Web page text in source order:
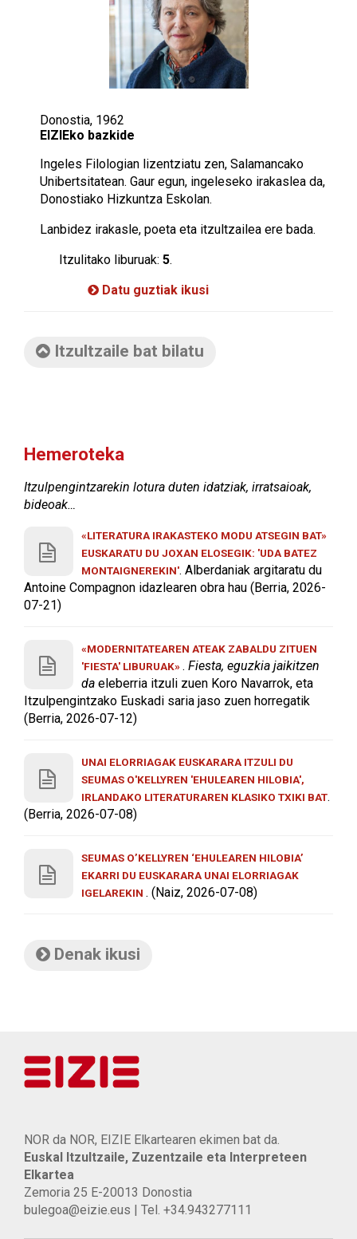
Donostia, 1962
EIZIEko bazkide
Ingeles Filologian lizentziatu zen, Salamancako
Unibertsitatean. Gaur egun, ingeleseko irakaslea da,
Donostiako Hizkuntza Eskolan.
Lanbidez irakasle, poeta eta itzultzailea ere bada.
Itzulitako liburuak: 5.
Datu guztiak ikusi
Itzultzaile bat bilatu
Hemeroteka
Itzulpengintzarekin lotura duten idatziak, irratsaioak,
bideoak…
«LITERATURA IRAKASTEKO MODU ATSEGIN BAT»
EUSKARATU DU JOXAN ELOSEGIK: 'UDA BATEZ
MONTAIGNEREKIN'. Alberdaniak argitaratu du
Antoine Compagnon idazlearen obra hau (Berria, 2026-
07-21)
«MODERNITATEAREN ATEAK ZABALDU ZITUEN
'FIESTA' LIBURUAK». Fiesta, eguzkia jaikitzen
da eleberria itzuli zuen Koro Navarrok, eta
Itzulpengintzako Euskadi saria jaso zuen horregatik
(Berria, 2026-07-12)
UNAI ELORRIAGAK EUSKARARA ITZULI DU
SEUMAS O'KELLYREN 'EHULEAREN HILOBIA',
IRLANDAKO LITERATURAREN KLASIKO TXIKI BAT.
(Berria, 2026-07-08)
SEUMAS O’KELLYREN ‘EHULEAREN HILOBIA’
EKARRI DU EUSKARARA UNAI ELORRIAGAK
IGELAREKIN . (Naiz, 2026-07-08)
Denak ikusi
NOR da NOR, EIZIE Elkartearen ekimen bat da.
Euskal Itzultzaile, Zuzentzaile eta Interpreteen
Elkartea
Zemoria 25 E-20013 Donostia
bulegoa@eizie.eus | Tel. +34.943277111